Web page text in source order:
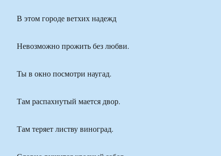
В этом городе ветхих надежд
Невозможно прожить без любви.
Ты в окно посмотри наугад.
Там распахнутый мается двор.
Там теряет листву виноград.